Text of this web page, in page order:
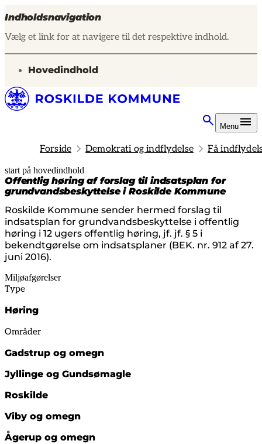
Indholdsnavigation
Vælg et link for at navigere til det respektive indhold.
gå til
Hovedindhold
Menu
Forside Demokrati og indflydelse Få
start på hovedindhold
Offentlig høring af forslag til indsatsplan for
grundvandsbeskyttelse i Roskilde Kommune
Roskilde Kommune sender hermed forslag til
indsatsplan for grundvandsbeskyttelse i offentlig
høring i 12 ugers offentlig høring, jf. jf. § 5 i
bekendtgørelse om indsatsplaner (BEK. nr. 912 af 27.
juni 2016).
senest opdateret 19. februar 2026
Miljøafgørelser
Type
Høring
Områder
Gadstrup og omegn
Jyllinge og Gundsømagle
Roskilde
Viby og omegn
Ågerup og omegn